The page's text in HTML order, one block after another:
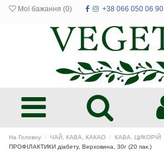
Мої бажання (0) +38 066 050 06 90
На Головну ЧАЙ, КАВА, КАКАО КАВА, ЦИКОРІЙ
ПРОФІЛАКТИКИ діабету, Верховина, 30г (20 пак.)